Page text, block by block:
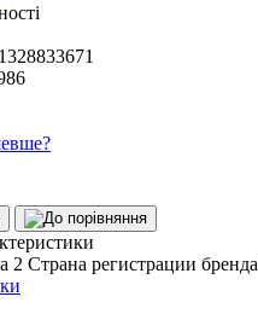
1328833671
2 Страна регистрации бренда